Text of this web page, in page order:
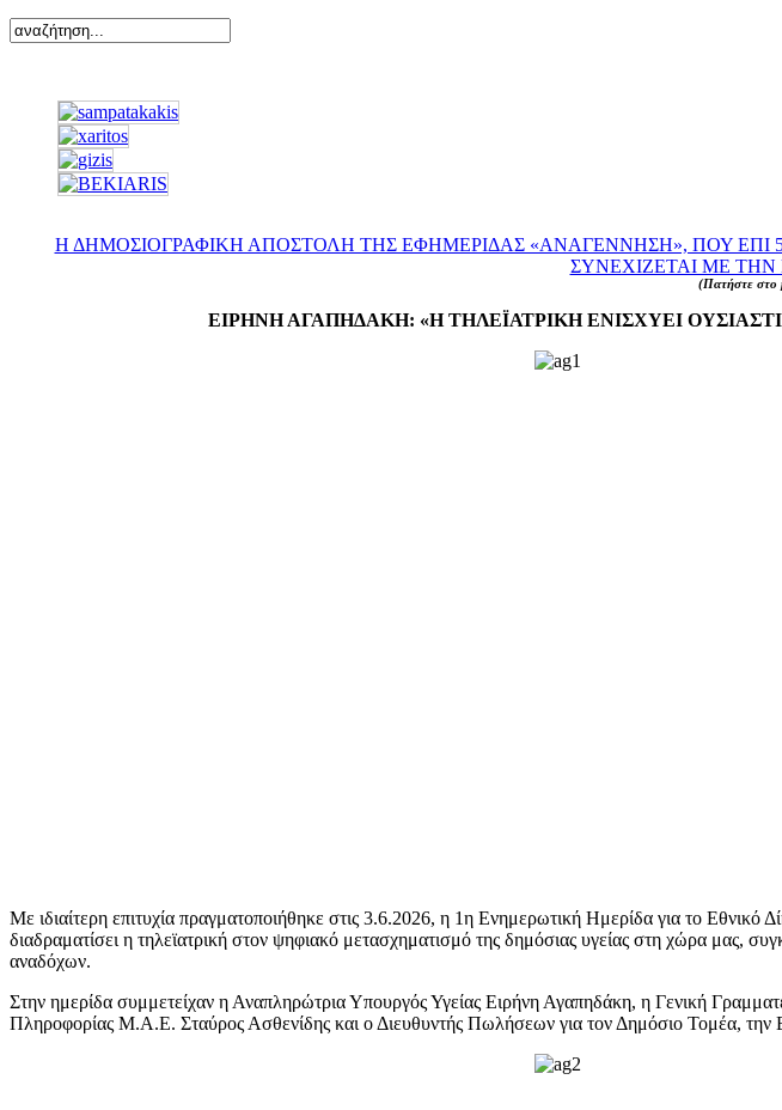
Η ΔΗΜΟΣΙΟΓΡΑΦΙΚΗ ΑΠΟΣΤΟΛΗ ΤΗΣ ΕΦΗΜΕΡΙΔΑΣ «ΑΝΑΓΕΝΝΗΣΗ», ΠΟΥ ΕΠΙ
ΣΥΝΕΧΙΖΕΤΑΙ ΜΕ
(Πατήστε στο
ΕΙΡΗΝΗ ΑΓΑΠΗΔΑΚΗ: «Η ΤΗΛΕΪΑΤΡΙΚΗ ΕΝΙΣΧΥΕΙ
Με ιδιαίτερη επιτυχία πραγματοποιήθηκε στις 3.6.2026, η 1η Ενημερωτική Ημερίδα για το
διαδραματίσει η τηλεϊατρική στον ψηφιακό μετασχηματισμό της δημόσιας υγείας στη χώρα μας,
αναδόχων.
Στην ημερίδα συμμετείχαν η Αναπληρώτρια Υπουργός Υγείας Ειρήνη Αγαπηδάκη, η Γενική
Πληροφορίας Μ.Α.Ε. Σταύρος Ασθενίδης και ο Διευθυντής Πωλήσεων για τον Δημόσιο Τομέα, την